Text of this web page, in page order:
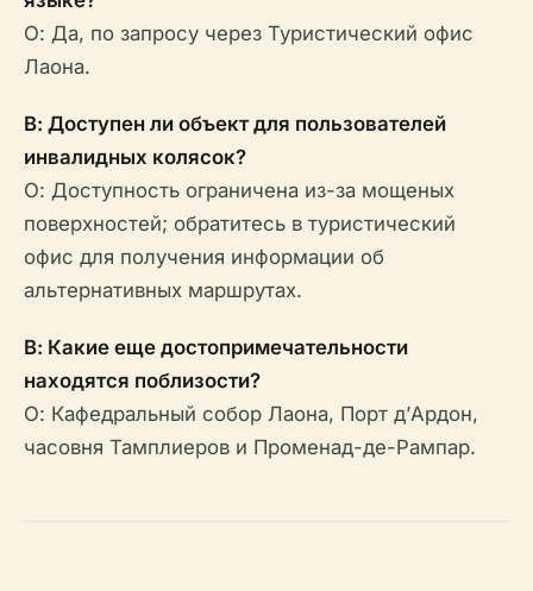
О: Да, по запросу через Туристический офис
Лаона.
В: Доступен ли объект для пользователей
инвалидных колясок?
О: Доступность ограничена из-за мощеных
поверхностей; обратитесь в туристический
офис для получения информации об
альтернативных маршрутах.
В: Какие еще достопримечательности
находятся поблизости?
О: Кафедральный собор Лаона, Порт д’Ардон,
часовня Тамплиеров и Променад-де-Рампар.